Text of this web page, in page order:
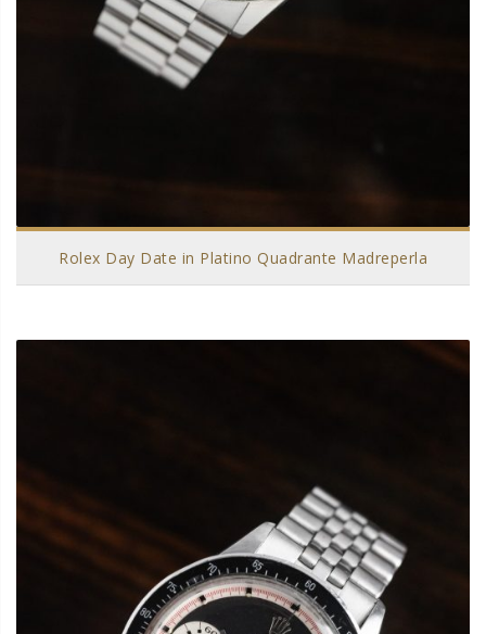
Rolex Day Date in Platino Quadrante Madreperla